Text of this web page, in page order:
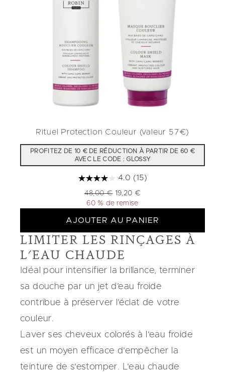
Rituel Protection Couleur (valeur 57€)
PROFITEZ DE 10 € DE RÉDUCTION À PARTIR DE 60 €
AVEC LE CODE : GLOSSY
4.0 (15)
Prix de vente :
48,00 € Prix ​​actuel :
19,20 €
60 % de remise
AJOUTER AU PANIER
LIMITER LES RINÇAGES À
L'EAU CHAUDE
Idéal pour intensifier la brillance, terminer
sa douche par un jet d’eau froide
contribue à préserver l’éclat de votre
couleur.
Laver ses cheveux colorés à l'eau froide
est un moyen efficace d'empêcher la
teinture de s'estomper. L'eau chaude